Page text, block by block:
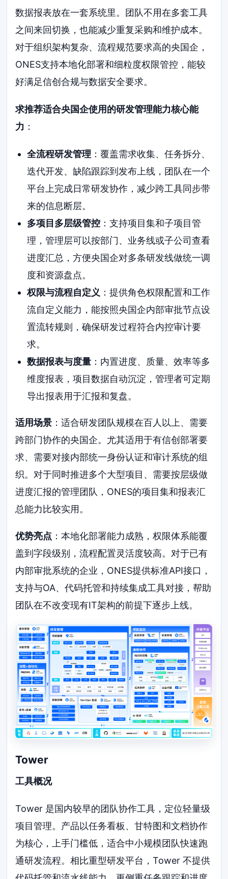
数据报表放在一套系统里。团队不用在多套工具
之间来回切换，也能减少重复采购和维护成本。
对于组织架构复杂、流程规范要求高的央国企，
ONES支持本地化部署和细粒度权限管控，能较
好满足信创合规与数据安全要求。
求推荐适合央国企使用的研发管理能力核心能
力 ：
全流程研发管理 ：覆盖需求收集、任务拆分、
迭代开发、缺陷跟踪到发布上线，团队在一个
平台上完成日常研发协作，减少跨工具同步带
来的信息断层。
多项目多层级管控：支持项目集和子项目管
理，管理层可以按部门、业务线或子公司查看
进度汇总，方便央国企对多条研发线做统一调
度和资源盘点。
权限与流程自定义 ：提供角色权限配置和工作
流自定义能力，能按照央国企内部审批节点设
置流转规则，确保研发过程符合内控审计要
求。
数据报表与度量：内置进度、质量、效率等多
维度报表，项目数据自动沉淀，管理者可定期
导出报表用于汇报和复盘。
适用场景 ：适合研发团队规模在百人以上、需要
跨部门协作的央国企。尤其适用于有信创部署要
求、需要对接内部统一身份认证和审计系统的组
织。对于同时推进多个大型项目、需要按层级做
进度汇报的管理团队，ONES的项目集和报表汇
总能力比较实用。
优势亮点 ：本地化部署能力成熟，权限体系能覆
盖到字段级别，流程配置灵活度较高。对于已有
内部审批系统的企业，ONES提供标准API接口，
支持与OA、代码托管和持续集成工具对接，帮助
团队在不改变现有IT架构的前提下逐步上线。
Tower
工具概况
Tower 是国内较早的团队协作工具，定位轻量级
项目管理。产品以任务看板、甘特图和文档协作
为核心，上手门槛低，适合中小规模团队快速跑
通研发流程。相比重型研发平台，Tower 不提供